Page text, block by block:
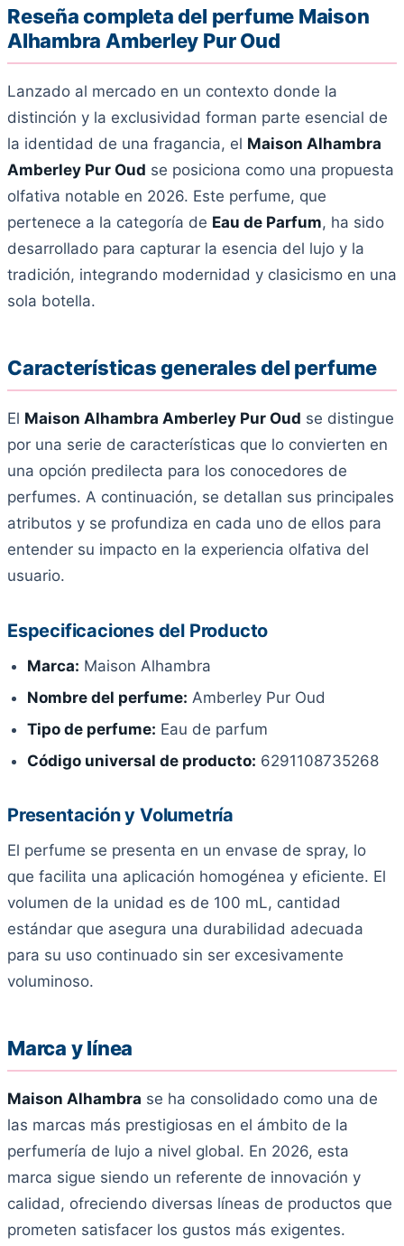
Reseña completa del perfume Maison
Alhambra Amberley Pur Oud
Lanzado al mercado en un contexto donde la
distinción y la exclusividad forman parte esencial de
la identidad de una fragancia, el Maison Alhambra
Amberley Pur Oud se posiciona como una propuesta
olfativa notable en 2026. Este perfume, que
pertenece a la categoría de Eau de Parfum, ha sido
desarrollado para capturar la esencia del lujo y la
tradición, integrando modernidad y clasicismo en una
sola botella.
Características generales del perfume
El Maison Alhambra Amberley Pur Oud se distingue
por una serie de características que lo convierten en
una opción predilecta para los conocedores de
perfumes. A continuación, se detallan sus principales
atributos y se profundiza en cada uno de ellos para
entender su impacto en la experiencia olfativa del
usuario.
Especificaciones del Producto
Marca: Maison Alhambra
Nombre del perfume: Amberley Pur Oud
Tipo de perfume: Eau de parfum
Código universal de producto: 6291108735268
Presentación y Volumetría
El perfume se presenta en un envase de spray, lo
que facilita una aplicación homogénea y eficiente. El
volumen de la unidad es de 100 mL, cantidad
estándar que asegura una durabilidad adecuada
para su uso continuado sin ser excesivamente
voluminoso.
Marca y línea
Maison Alhambra se ha consolidado como una de
las marcas más prestigiosas en el ámbito de la
perfumería de lujo a nivel global. En 2026, esta
marca sigue siendo un referente de innovación y
calidad, ofreciendo diversas líneas de productos que
prometen satisfacer los gustos más exigentes.